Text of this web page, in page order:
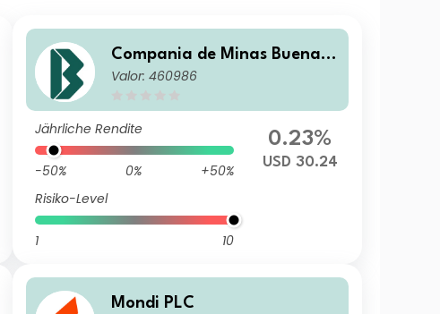
Compania de Minas Buenav
entura SAA
Valor: 460986
Jährliche Rendite
-50% 0%
+50%
Risiko-Level
1 10
0.23%
USD 30.24
Mondi PLC